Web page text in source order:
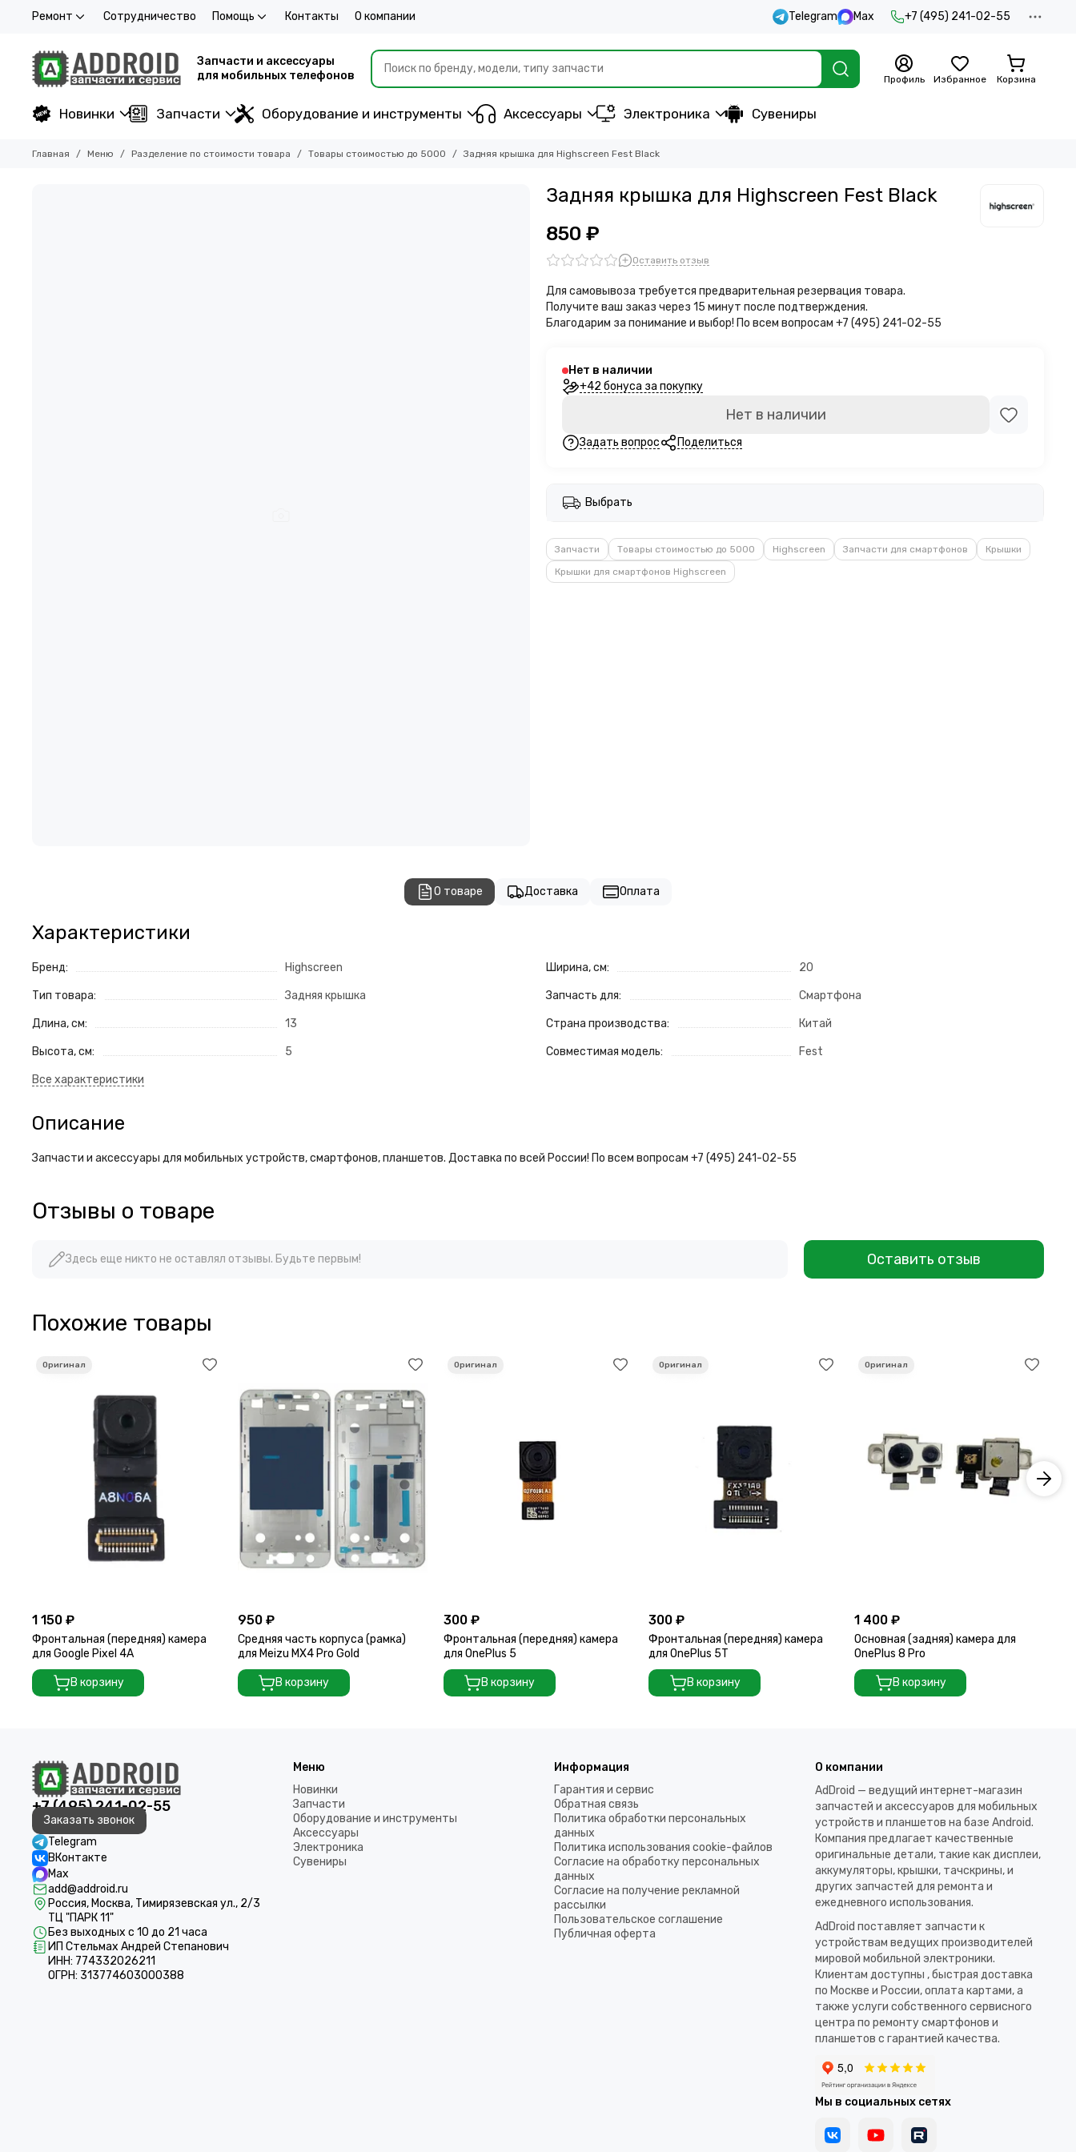
Ремонт Сотрудничество Помощь Контакты О компании Telegram Max +7 (495) 241-02-55
Запчасти и аксессуары
для мобильных телефонов
Профиль Избранное Корзина
Новинки Запчасти Оборудование и инструменты Аксессуары Электроника Сувениры
Главная Меню Разделение по стоимости товара Товары стоимостью до 5000 Задняя крышка для Highscreen Fest Black
Задняя крышка для Highscreen Fest Black
850 ₽
Оставить отзыв
Для самовывоза требуется предварительная резервация товара.
Получите ваш заказ через 15 минут после подтверждения.
Благодарим за понимание и выбор! По всем вопросам +7 (495) 241-02-55
Нет в наличии
+42 бонуса за покупку
Нет в наличии
Задать вопрос Поделиться
Выбрать
Запчасти Товары стоимостью до 5000 Highscreen Запчасти для смартфонов
Крышки
Крышки для смартфонов Highscreen
О товаре Доставка Оплата
Характеристики
Бренд: Highscreen
Тип товара: Задняя крышка
Длина, см: 13
Высота, см: 5
Ширина, см: 20
Запчасть для: Смартфона
Страна производства: Китай
Совместимая модель: Fest
Описание
Запчасти и аксессуары для мобильных устройств, смартфонов, планшетов. Доставка по всей России! По всем вопросам +7 (495) 241-02-55
Отзывы о товаре
Здесь еще никто не оставлял отзывы. Будьте первым! Оставить отзыв
Похожие товары
1 150 ₽
Фронтальная (передняя) камера
для Google Pixel 4A
В корзину
950 ₽
Средняя часть корпуса (рамка)
для Meizu MX4 Pro Gold
В корзину
300 ₽
Фронтальная (передняя) камера
для OnePlus 5
В корзину
300 ₽
Фронтальная (передняя) камера
для OnePlus 5T
В корзину
1 400 ₽
Основная (задняя) камера для
OnePlus 8 Pro
В корзину
+7 (495) 241-02-55
Заказать звонок
Telegram
ВКонтакте
Max
add@addroid.ru
Россия, Москва, Тимирязевская ул., 2/3
ТЦ "ПАРК 11"
Без выходных с 10 до 21 часа
ИП Стельмах Андрей Степанович
ИНН: 774332026211
ОГРН: 313774603000388
Меню
Новинки
Запчасти
Оборудование и инструменты
Аксессуары
Электроника
Сувениры
Информация
Гарантия и сервис
Обратная связь
Политика обработки персональных
данных
Политика использования cookie-файлов
Согласие на обработку персональных
данных
Согласие на получение рекламной
рассылки
Пользовательское соглашение
Публичная оферта
О компании
AdDroid — ведущий интернет-магазин
запчастей и аксессуаров для мобильных
устройств и планшетов на базе Android.
Компания предлагает качественные
оригинальные детали, такие как дисплеи,
аккумуляторы, крышки, тачскрины, и
других запчастей для ремонта и
ежедневного использования.​
AdDroid поставляет запчасти к
устройствам ведущих производителей
мировой мобильной электроники.
Клиентам доступны , быстрая доставка
по Москве и России, оплата картами, а
также услуги собственного сервисного
центра по ремонту смартфонов и
планшетов с гарантией качества.
Мы в социальных сетях